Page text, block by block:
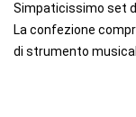
Simpaticissimo set
La confezione
di strumento